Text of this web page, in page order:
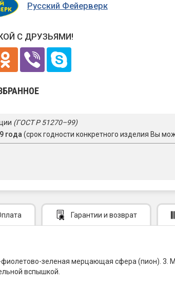
Русский Фейерверк
С ДРУЗЬЯМИ!
(ГОСТ Р 51270–99)
года (срок годности конкретного изделия Вы
Гарантии и возврат
зеленая мерцающая сфера (пион).
вспышкой.